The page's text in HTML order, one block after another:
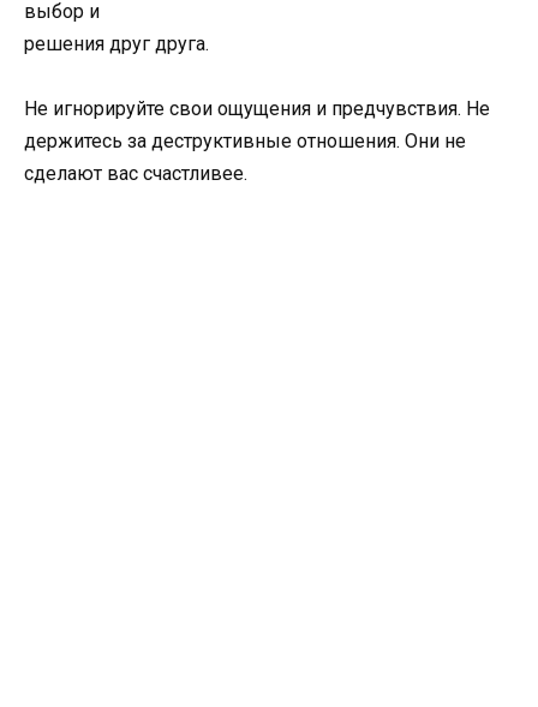
выбор и
решения друг друга.
Не игнорируйте свои ощущения и предчувствия. Не
держитесь за деструктивные отношения. Они не
сделают вас счастливее.